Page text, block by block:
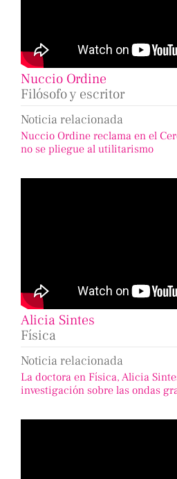
Nuccio Ordine
Filósofo y escritor
Noticia relacionada
Nuccio Ordine reclama en el
no se pliegue al utilitarismo
Alicia Sintes
Física
Noticia relacionada
La doctora en Física, Alicia
investigación sobre las ondas